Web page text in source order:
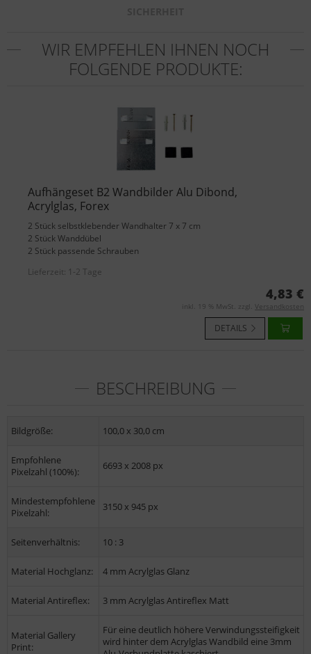
WIR EMPFEHLEN IHNEN NOCH
FOLGENDE PRODUKTE:
Aufhängeset B2 Wandbilder Alu Dibond,
Acrylglas, Forex
2 Stück selbstklebender Wandhalter 7 x 7 cm
2 Stück Wanddübel
2 Stück passende Schrauben
Lieferzeit: 1-2 Tage
4,83 €
inkl. 19 % MwSt. zzgl. Versandkosten
DETAILS
BESCHREIBUNG
Bildgröße: 100,0 x 30,0 cm
Empfohlene
Pixelzahl (100%):
6693 x 2008 px
Mindestempfohlene
Pixelzahl:
3150 x 945 px
Seitenverhältnis: 10 : 3
Material Hochglanz: 4 mm Acrylglas Glanz
Material Antireflex: 3 mm Acrylglas Antireflex Matt
Material Gallery
Print:
Für eine deutlich höhere Verwindungssteifigkeit
wird hinter dem Acrylglas Wandbild eine 3mm